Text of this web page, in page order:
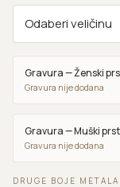
Gravura — Ženski
Gravura nije dodana
Gravura — Muški
Gravura nije dodana
DRUGE BOJE METALA